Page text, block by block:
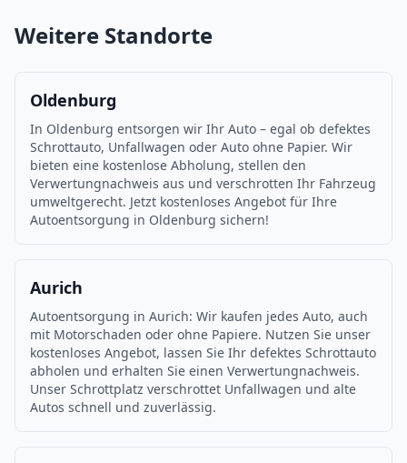
Weitere Standorte
Oldenburg
In Oldenburg entsorgen wir Ihr Auto – egal ob defektes
Schrottauto, Unfallwagen oder Auto ohne Papier. Wir
bieten eine kostenlose Abholung, stellen den
Verwertungnachweis aus und verschrotten Ihr Fahrzeug
umweltgerecht. Jetzt kostenloses Angebot für Ihre
Autoentsorgung in Oldenburg sichern!
Aurich
Autoentsorgung in Aurich: Wir kaufen jedes Auto, auch
mit Motorschaden oder ohne Papiere. Nutzen Sie unser
kostenloses Angebot, lassen Sie Ihr defektes Schrottauto
abholen und erhalten Sie einen Verwertungnachweis.
Unser Schrottplatz verschrottet Unfallwagen und alte
Autos schnell und zuverlässig.